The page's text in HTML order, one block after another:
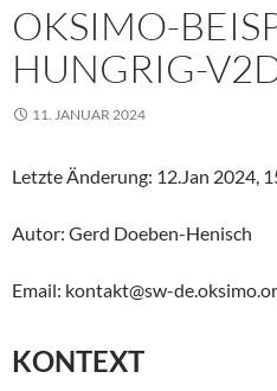
OKSIMO-
HUNGRIG-
11. JANUAR 2024
Letzte Änderung: 12.Jan 2024,
Autor: Gerd Doeben-Henisch
Email: kontakt@sw-
KONTEXT